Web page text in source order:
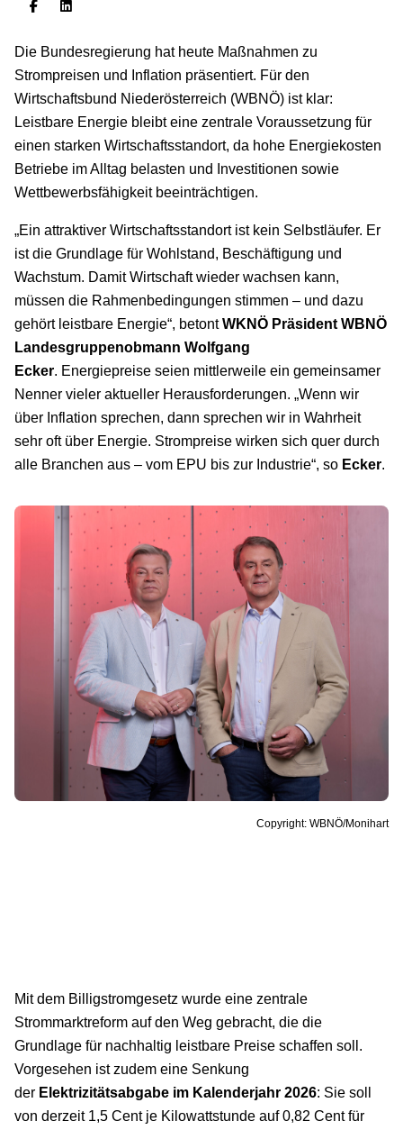
Die Bundesregierung hat heute Maßnahmen zu
Strompreisen und Inflation präsentiert. Für den
Wirtschaftsbund Niederösterreich (WBNÖ) ist klar:
Leistbare Energie bleibt eine zentrale Voraussetzung für
einen starken Wirtschaftsstandort, da hohe Energiekosten
Betriebe im Alltag belasten und Investitionen sowie
Wettbewerbsfähigkeit beeinträchtigen.
„Ein attraktiver Wirtschaftsstandort ist kein Selbstläufer. Er
ist die Grundlage für Wohlstand, Beschäftigung und
Wachstum. Damit Wirtschaft wieder wachsen kann,
müssen die Rahmenbedingungen stimmen – und dazu
gehört leistbare Energie“, betontWKNÖ Präsident WBNÖ
Landesgruppenobmann Wolfgang
Ecker. Energiepreise seien mittlerweile ein gemeinsamer
Nenner vieler aktueller Herausforderungen. „Wenn wir
über Inflation sprechen, dann sprechen wir in Wahrheit
sehr oft über Energie. Strompreise wirken sich quer durch
alle Branchen aus – vom EPU bis zur Industrie“, so Ecker.
Copyright: WBNÖ/Monihart
Mit dem Billigstromgesetz wurde eine zentrale
Strommarktreform auf den Weg gebracht, die die
Grundlage für nachhaltig leistbare Preise schaffen soll.
Vorgesehen ist zudem eine Senkung
der Elektrizitätsabgabe im Kalenderjahr 2026: Sie soll
von derzeit 1,5 Cent je Kilowattstunde auf 0,82 Cent für